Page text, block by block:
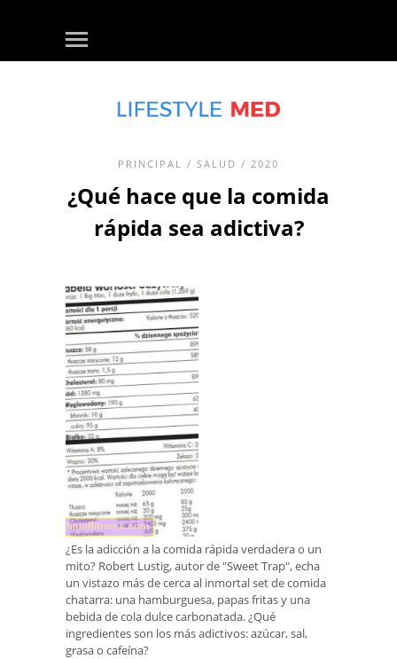
PRINCIPAL / SALUD / 2020
¿Qué hace que la comida
rápida sea adictiva?
¿Es la adicción a la comida rápida verdadera o un
mito? Robert Lustig, autor de "Sweet Trap", echa
un vistazo más de cerca al inmortal set de comida
chatarra: una hamburguesa, papas fritas y una
bebida de cola dulce carbonatada. ¿Qué
ingredientes son los más adictivos: azúcar, sal,
grasa o cafeína?